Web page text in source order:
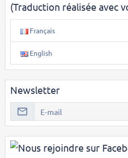
(Traduction réalisée avec
Français
English
Newsletter